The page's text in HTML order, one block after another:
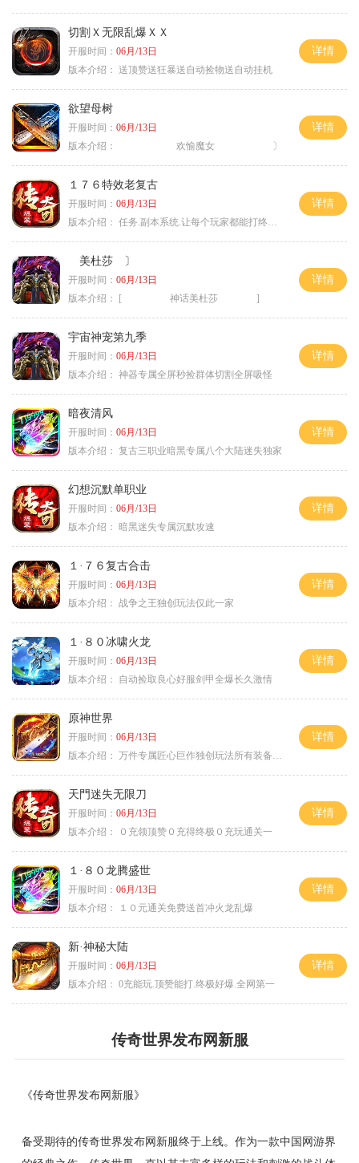
切割Ｘ无限乱爆ＸＸ
开服时间： 06月/13日
版本介绍： 送顶赞送狂暴送自动捡物送自动挂机
详情
欲望母树
开服时间： 06月/13日
版本介绍：
欢愉魔女 〕
详情
１７６特效老复古
开服时间： 06月/13日
版本介绍： 任务.副本系统.让每个玩家都能打终极BOSS
详情
美杜莎 〕
开服时间： 06月/13日
版本介绍：
[ 神话美杜莎 ]
详情
宇宙神宠第九季
开服时间： 06月/13日
版本介绍： 神器专属全屏秒捡群体切割全屏吸怪
详情
暗夜清风
开服时间： 06月/13日
版本介绍： 复古三职业暗黑专属八个大陆迷失独家
详情
幻想沉默单职业
开服时间： 06月/13日
版本介绍： 暗黑迷失专属沉默攻速
详情
１·７６复古合击
开服时间： 06月/13日
版本介绍： 战争之王独创玩法仅此一家
详情
１·８０冰啸火龙
开服时间： 06月/13日
版本介绍：
自动捡取良心好服剑甲全爆长久激情
详情
原神世界
开服时间： 06月/13日
版本介绍： 万件专属匠心巨作独创玩法所有装备靠打
详情
天門迷失无限刀
开服时间： 06月/13日
版本介绍：
０充领顶赞０充得终极０充玩通关一
详情
１·８０龙腾盛世
开服时间： 06月/13日
版本介绍：
１０元通关免费送首冲火龙乱爆
详情
新·神秘大陆
开服时间： 06月/13日
版本介绍： 0充能玩.顶赞能打.终极好爆.全网第一
详情
传奇世界发布网新服
《传奇世界发布网新服》
备受期待的传奇世界发布网新服终于上线。作为一款中国网游界